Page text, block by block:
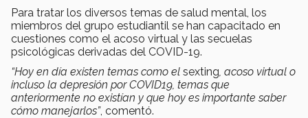
Para tratar los diversos temas de salud mental, los
miembros del grupo estudiantil se han capacitado en
cuestiones como el acoso virtual y las secuelas
psicológicas derivadas del COVID-19.
“Hoy en día existen temas como el sexting , acoso virtual o
incluso la depresión por COVID19, temas que
anteriormente no existían y que hoy es importante saber
cómo manejarlos”, comentó.